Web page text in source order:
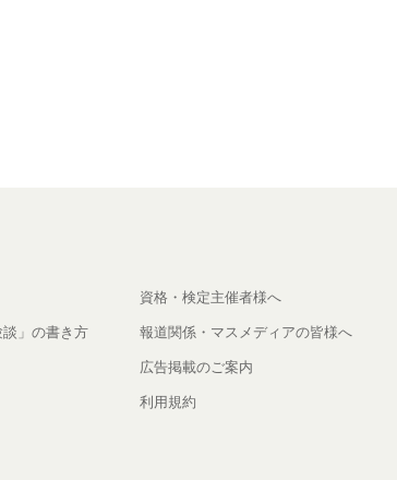
談」の書き方
資格・検定主催者様へ
報道関係・マスメディアの皆様へ
広告掲載のご案内
利用規約